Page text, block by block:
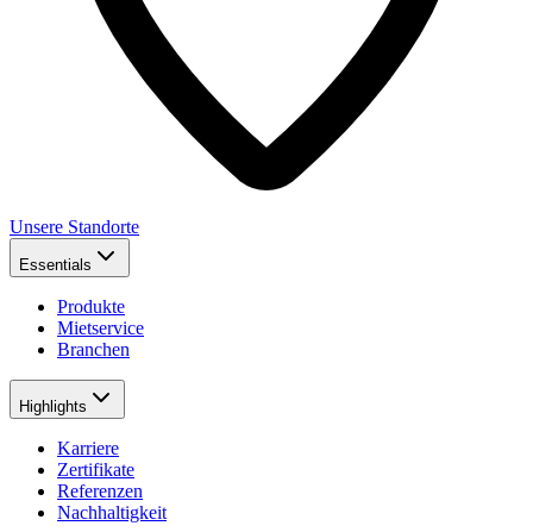
Unsere Standorte
Essentials
Produkte
Mietservice
Branchen
Highlights
Karriere
Zertifikate
Referenzen
Nachhaltigkeit